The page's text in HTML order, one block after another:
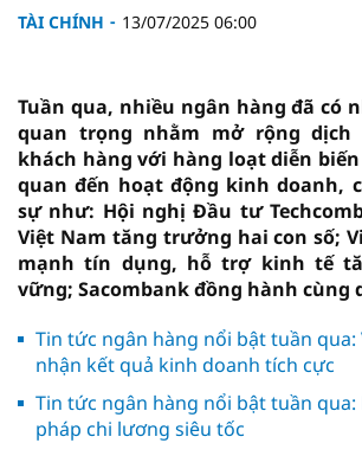
TÀI CHÍNH 13/07/2025 06:00
Tuần qua, nhiều ngân hàng đã có
quan trọng nhằm mở rộng
khách hàng với hàng loạt diễn
quan đến hoạt động kinh doanh,
sự như: Hội nghị Đầu tư
Việt Nam tăng trưởng hai con số;
mạnh tín dụng, hỗ trợ kinh tế
vững; Sacombank đồng hành cùng
Tin tức ngân hàng nổi bật tuần
nhận kết quả kinh doanh tích cực
Tin tức ngân hàng nổi bật tuần qua:
pháp chi lương siêu tốc